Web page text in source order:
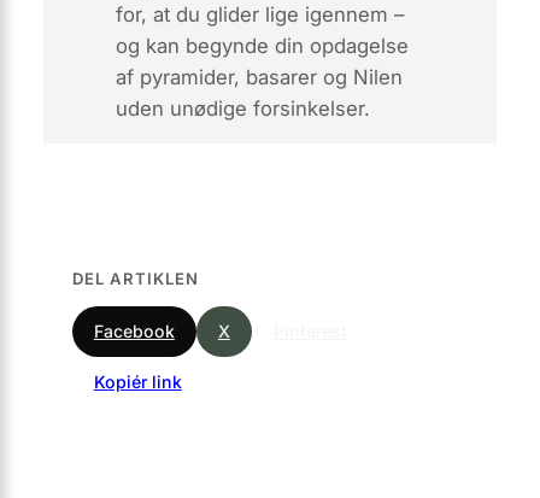
for, at du glider lige igennem –
og kan begynde din opdagelse
af pyramider, basarer og Nilen
uden unødige forsinkelser.
DEL ARTIKLEN
Facebook X
Kopiér link